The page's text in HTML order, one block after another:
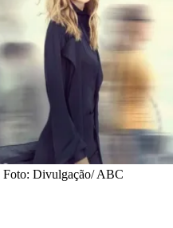
Foto: Divulgação/ ABC